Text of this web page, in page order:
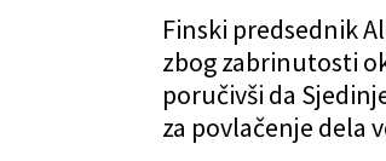
Finski predsednik
zbog zabrinutosti
poručivši da
za povlačenje dela